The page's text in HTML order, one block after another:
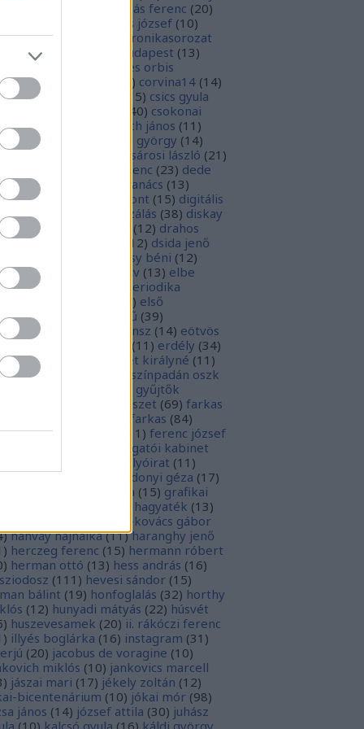
bordás ferenc (20)
borsos józsef (10)
sándor
Budaikronikasorozat
budai krónika budapest (13)
civitates orbis
) corvina14 (14)
(24 15) csics gyula
40) csokonai
mihály
damjanich jános (11 )
szabolcs
danku györgy (14)
alighieri
deák-sárosi lászló (21 )
deák ferenc (23) dede
diaszpóra tanács (13)
bölcsészeti központ (15) digitális
digitalizálás (38) diskay
) (12) drahos
(20 12) dsida jenő
egressy béni (12)
gábor
ekönyv (13) elbe
(70
elektronikus periodika
) első
emlékmű (39)
ensz (14) eötvös
(11 ) erdély (34)
ferenc
erzsébet királyné (11 )
unió
európa színpadán oszk
ex libris gyűjtők
fametszet (69) farkas
farkas gábor farkas (84)
sári (11 11 ) ferenc józsef
főigazgatói kabinet
folyóirat (11 )
ferenc
gárdonyi géza (17)
grafika (15) grafikai
hagyaték (13)
hamvai-kovács gábor
) hanvay hajnalka (11) haranghy jenő
) herczeg ferenc (15) hermann róbert
) herman ottó (13) hess andrás (16)
(111 ) hevesi sándor (15)
bálint (19) honfoglalás (32) horthy
(12) hunyadi mátyás (22) húsvét
) huszevesamek (20) ii. rákóczi ferenc
) illyés boglárka (16) instagram (31 )
(20) jacobus de voragine (10)
miklós (10) jankovics marcell
) jászai mari (17) jékely zoltán (12)
bicentenárium (10) jókai mór (98)
jános (14) józsef attila (30) juhász
(10) kalcsó gyula (16) káldi györgy